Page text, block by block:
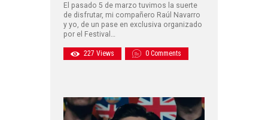
El pasado 5 de marzo tuvimos la suerte
de disfrutar, mi compañero Raúl Navarro
y yo, de un pase en exclusiva organizado
por el Festival…
227 Views 0 Comments